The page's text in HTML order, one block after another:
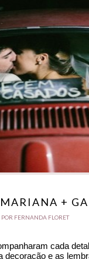
+
POR FERNANDA FLORET
cada
decoração e as